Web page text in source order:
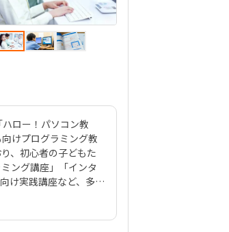
ロー！パソコン教
けプログラミング教
、初心者の子どもた
ング講座」「インタ
け実践講座など、多彩
導形式で、「15分ご
ーニング）が特長で
ラミング講座では、